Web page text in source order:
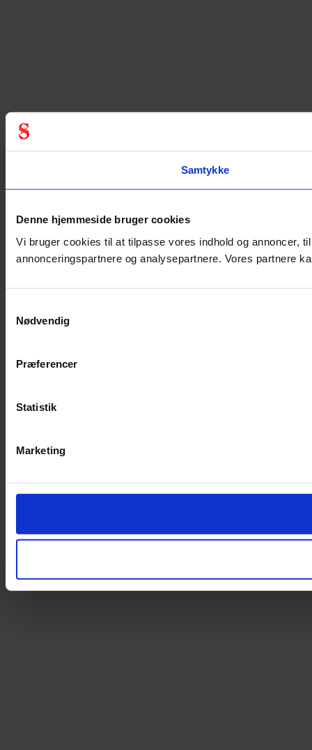
Samtykke
Denne hjemmeside bruger cookies
Vi bruger cookies til at tilpasse vores indhold og annoncer,
annonceringspartnere og analysepartnere. Vores partnere
Nødvendig
Præferencer
Statistik
Marketing